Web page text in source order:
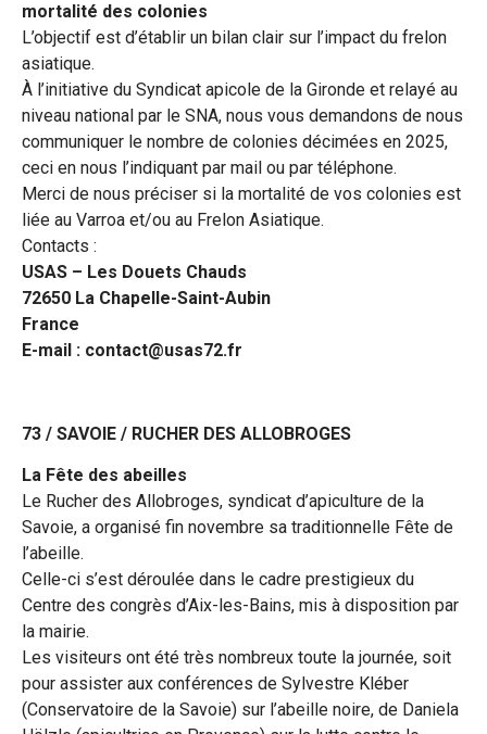
mortalité des colonies
L’objectif est d’établir un bilan clair sur l’impact du frelon
asiatique.
À l’initiative du Syndicat apicole de la Gironde et relayé au
niveau national par le SNA, nous vous demandons de nous
communiquer le nombre de colonies décimées en 2025,
ceci en nous l’indiquant par mail ou par téléphone.
Merci de nous préciser si la mortalité de vos colonies est
liée au Varroa et/ou au Frelon Asiatique.
Contacts :
USAS – Les Douets Chauds
72650 La Chapelle-Saint-Aubin
France
E-mail : contact@usas72.fr
73 / SAVOIE / RUCHER DES ALLOBROGES
La Fête des abeilles
Le Rucher des Allobroges, syndicat d’apiculture de la
Savoie, a organisé fin novembre sa traditionnelle Fête de
l’abeille.
Celle-ci s’est déroulée dans le cadre prestigieux du
Centre des congrès d’Aix-les-Bains, mis à disposition par
la mairie.
Les visiteurs ont été très nombreux toute la journée, soit
pour assister aux conférences de Sylvestre Kléber
(Conservatoire de la Savoie) sur l’abeille noire, de Daniela